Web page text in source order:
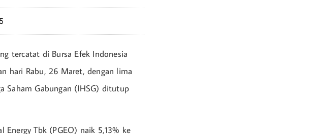
tercatat di Bursa Efek Indonesia
hari Rabu, 26 Maret, dengan lima
Saham Gabungan (IHSG) ditutup
Tbk (PGEO) naik 5,13% ke